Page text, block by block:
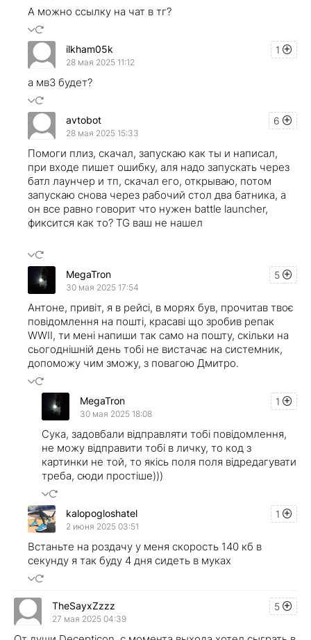
А можно ссылку на чат в тг?
1
ilkham05k
28 мая 2025 11:12
а мв3 будет?
6
avtobot
28 мая 2025 15:33
Помоги плиз, скачал, запускаю как ты и написал,
при входе пишет ошибку, аля надо запускать через
батл лаунчер и тп, скачал его, открываю, потом
запускаю снова через рабочий стол два батника, а
он все равно говорит что нужен battle launcher,
фиксится как то? TG ваш не нашел
5
MegaTron
30 мая 2025 17:54
Антоне, привіт, я в рейсі, в морях був, прочитав твоє
повідомлення на пошті, красаві що зробив репак
WWII, ти мені напиши так само на пошту, скільки на
сьогоднішній день тобі не вистачає на системник,
допоможу чим зможу, з повагою Дмитро.
1
MegaTron
30 мая 2025 18:08
Сука, задовбали відправляти тобі повідомлення,
не можу відправити тобі в личку, то код з
картинки не той, то якісь поля поля відредагувати
треба, сюди простіше)))
1
kalopogloshatel
2 июня 2025 03:51
Встаньте на роздачу у меня скорость 140 кб в
секунду я так буду 4 дня сидеть в муках
5
TheSayxZzzz
27 мая 2025 04:39